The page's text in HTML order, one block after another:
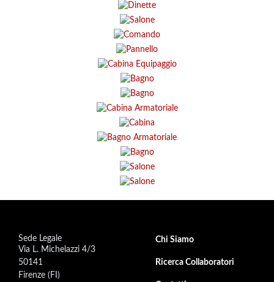
Sede Legale
Via L. Michelazzi 4/3
50141
Firenze (FI)
Footer secondary menu
Chi Siamo
Ricerca Collaboratori